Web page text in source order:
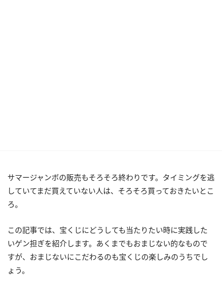
サマージャンボの販売もそろそろ終わりです。タイミングを逃
していてまだ買えていない人は、そろそろ買っておきたいとこ
ろ。
この記事では、宝くじにどうしても当たりたい時に実践した
いゲン担ぎを紹介します。あくまでもおまじない的なもので
すが、おまじないにこだわるのも宝くじの楽しみのうちでし
ょう。